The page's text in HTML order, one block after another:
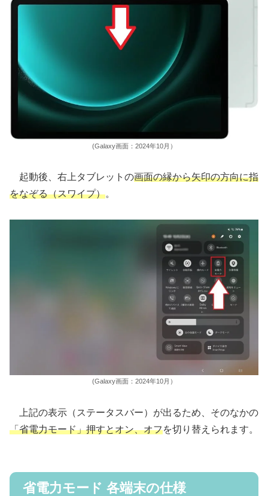
(Galaxy画面：2024年10月）
起動後、右上タブレットの画面の縁から矢印の方向に指
をなぞる（スワイプ）。
(Galaxy画面：2024年10月）
上記の表示（ステータスバー）が出るため、そのなかの
「省電力モード」押すとオン、オフを切り替えられます。
省電力モード 各端末の仕様